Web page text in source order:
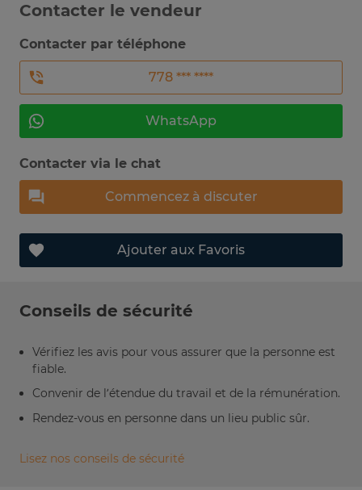
Contacter le vendeur
Contacter par téléphone
778 *** ****
WhatsApp
Contacter via le chat
Commencez à discuter
Ajouter aux Favoris
Conseils de sécurité
Vérifiez les avis pour vous assurer que la personne est
fiable.
Convenir de l’étendue du travail et de la rémunération.
Rendez-vous en personne dans un lieu public sûr.
Lisez nos conseils de sécurité